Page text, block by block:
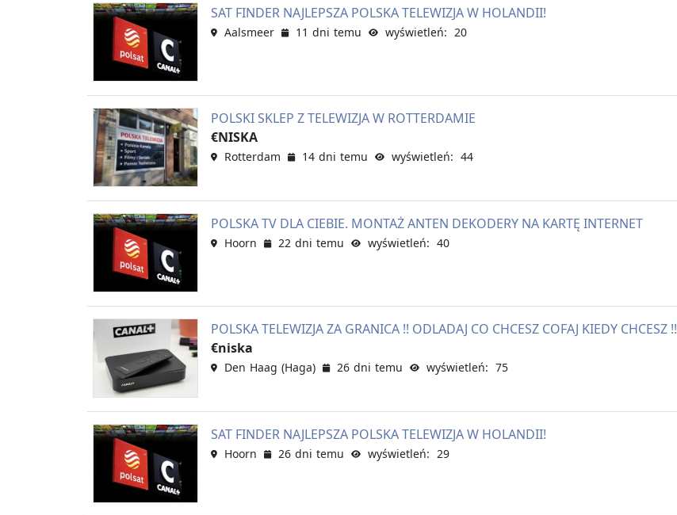
SAT FINDER NAJLEPSZA POLSKA TELEWIZJA W HOLANDII!
Aalsmeer 11 dni temu wyświetleń: 20
POLSKI SKLEP Z TELEWIZJA W ROTTERDAMIE
€NISKA
Rotterdam 14 dni temu wyświetleń: 44
POLSKA TV DLA CIEBIE. MONTAŻ ANTEN DEKODERY NA KARTĘ INTERNET
Hoorn 22 dni temu wyświetleń: 40
POLSKA TELEWIZJA ZA GRANICA !! ODLADAJ CO CHCESZ COFAJ KIEDY CHCESZ !!
€niska
Den Haag (Haga) 26 dni temu wyświetleń: 75
SAT FINDER NAJLEPSZA POLSKA TELEWIZJA W HOLANDII!
Hoorn 26 dni temu wyświetleń: 29